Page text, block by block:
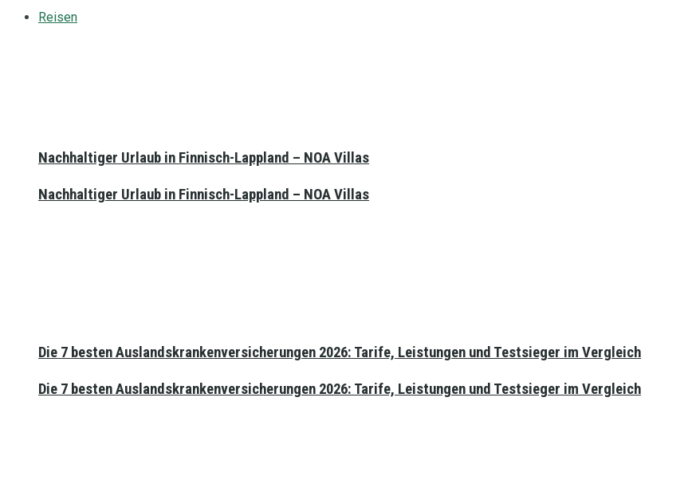
Nachhaltiger Urlaub in Finnisch-Lappland – NOA Villas
Die 7 besten Auslandskrankenversicherungen 2026: Tarife, Leistungen und Testsieger im Vergleich
Reisen
Nachhaltiger Urlaub in Finnisch-Lappland – NOA Villas
Die 7 besten Auslandskrankenversicherungen 2026: Tarife, Leistungen und Testsieger im Vergleich